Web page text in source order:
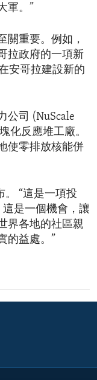
軍。”
關重要。例如，
拉政府的一項新
安哥拉建設新的
公司 (NuScale
化反應堆工廠。
使零排放核能併
。 “這是一項投
是一個機會，讓
界各地的社區親
的益處。”